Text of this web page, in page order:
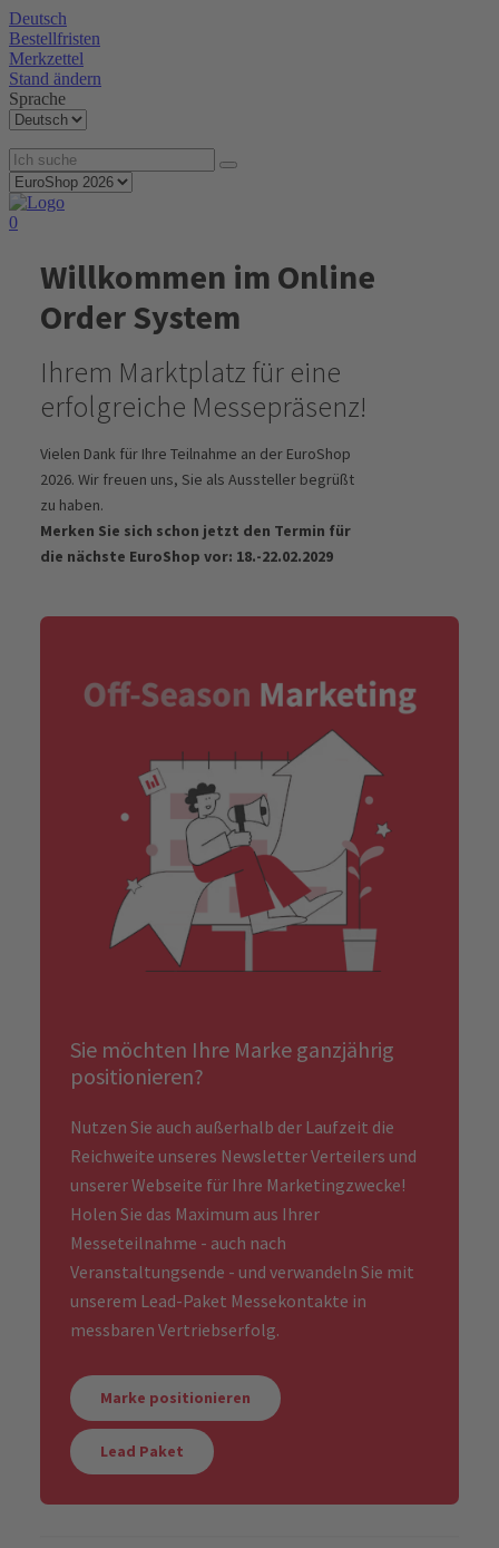
Deutsch
Bestellfristen
Merkzettel
Stand ändern
Sprache
0
Willkommen im Online
Order System
Ihrem Marktplatz für eine
erfolgreiche Messepräsenz!
Vielen Dank für Ihre Teilnahme an der EuroShop
2026. Wir freuen uns, Sie als Aussteller begrüßt
zu haben.
Merken Sie sich schon jetzt den Termin für
die nächste EuroShop vor: 18.-22.02.2029
Sie möchten Ihre Marke ganzjährig
positionieren?
Nutzen Sie auch außerhalb der Laufzeit die
Reichweite unseres Newsletter Verteilers und
unserer Webseite für Ihre Marketingzwecke!
Holen Sie das Maximum aus Ihrer
Messeteilnahme - auch nach
Veranstaltungsende - und verwandeln Sie mit
unserem Lead-Paket Messekontakte in
messbaren Vertriebserfolg.
Marke positionieren
Lead Paket